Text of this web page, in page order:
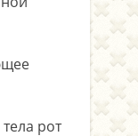
рот